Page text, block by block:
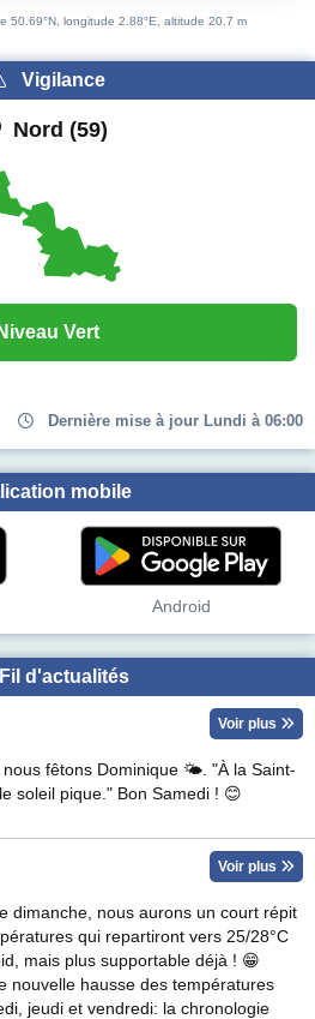
50.69°N, longitude 2.88°E, altitude 20.7 m
Vigilance
Nord (59)
Niveau Vert
Dernière mise à jour Lundi à 06:00
mobile
Android
d'actualités
Voir plus
nous fêtons Dominique 🌤. "À la Saint-
soleil pique." Bon Samedi ! 😊
Voir plus
dimanche, nous aurons un court répit
qui repartiront vers 25/28°C
mais plus supportable déjà ! 😁
nouvelle hausse des températures
jeudi et vendredi: la chronologie